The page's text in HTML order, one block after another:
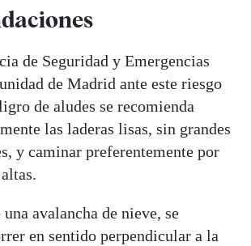
de Seguridad y Emergencias
de Madrid ante este riesgo
de aludes se recomienda
las laderas lisas, sin grandes
y caminar preferentemente por
avalancha de nieve, se
en sentido perpendicular a la